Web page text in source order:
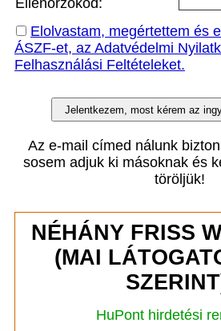
Ellenőrzőkód:
Elolvastam, megértettem és
ÁSZF-et, az Adatvédelmi
Felhasználási Feltételeket.
Az e-mail címed nálunk
sosem adjuk ki másoknak és
töröljük!
NÉHÁNY FRISS
(MAI
HuPont hirdetési